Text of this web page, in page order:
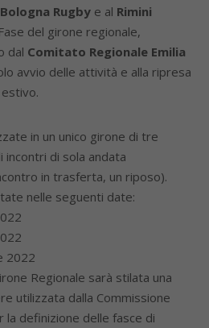
Rugby e al Rimini
del girone regionale,
dal Comitato Regionale Emilia
avvio delle attività e alla ripresa
.
in un unico girone di tre
incontri di sola andata
in trasferta, un riposo).
nelle seguenti date:
2022
Regionale sarà stilata una
utilizzata dalla Commissione
la definizione delle fasce di